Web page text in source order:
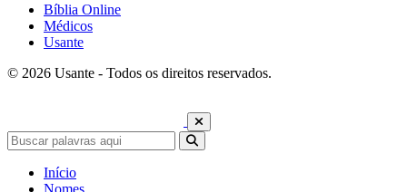
Bíblia Online
Médicos
Usante
© 2026 Usante - Todos os direitos reservados.
Início
Nomes